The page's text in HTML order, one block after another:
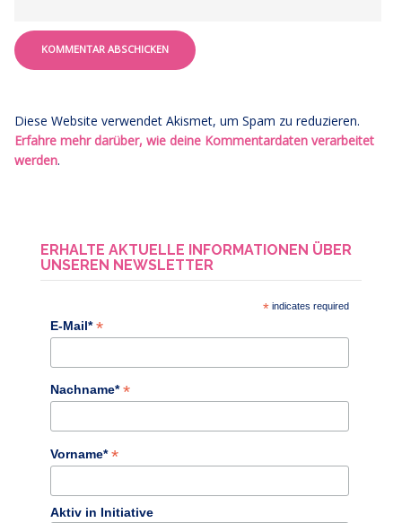
Diese Website verwendet Akismet, um Spam zu reduzieren.
Erfahre mehr darüber, wie deine Kommentardaten verarbeitet
werden.
ERHALTE AKTUELLE INFORMATIONEN ÜBER
UNSEREN NEWSLETTER
* indicates required
E-Mail**
Nachname**
Vorname**
Aktiv in Initiative